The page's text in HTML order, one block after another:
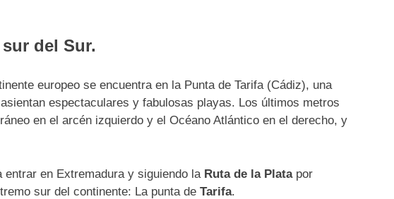
del Sur.
europeo se encuentra en la Punta de Tarifa (Cádiz), una
espectaculares y fabulosas playas. Los últimos metros
en el arcén izquierdo y el Océano Atlántico en el derecho, y
entrar en Extremadura y siguiendo la Ruta de la Platapor
sur del continente: La punta de Tarifa.